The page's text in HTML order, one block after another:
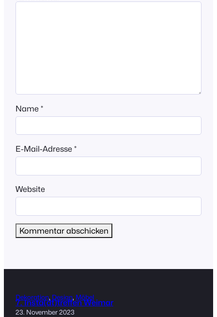
Name *
E-Mail-Adresse *
Website
Dekoration, Design, Möbel
7. Insta(dt)treffen Weimar
23. November 2023